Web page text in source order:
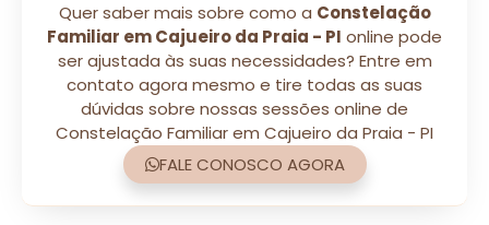
Quer saber mais sobre como a Constelação
Familiar em Cajueiro da Praia - PI online pode
ser ajustada às suas necessidades? Entre em
contato agora mesmo e tire todas as suas
dúvidas sobre nossas sessões online de
Constelação Familiar em Cajueiro da Praia - PI
FALE CONOSCO AGORA